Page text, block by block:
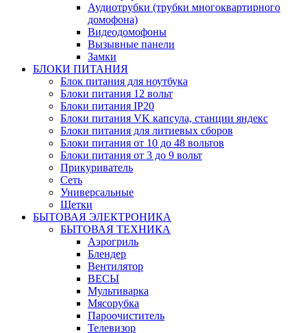
Аудиотрубки (трубки многоквартирного
домофона)
Видеодомофоны
Вызывные панели
Замки
БЛОКИ ПИТАНИЯ
Блок питания для ноутбука
Блоки питания 12 вольт
Блоки питания IP20
Блоки питания VK капсула, станции яндекс
Блоки питания для литиевых сборов
Блоки питания от 10 до 48 вольтов
Блоки питания от 3 до 9 вольт
Прикуриватель
Сеть
Универсальные
Щетки
БЫТОВАЯ ЭЛЕКТРОНИКА
БЫТОВАЯ ТЕХНИКА
Аэрогриль
Блендер
Вентилятор
ВЕСЫ
Мультиварка
Мясорубка
Пароочиститель
Телевизор